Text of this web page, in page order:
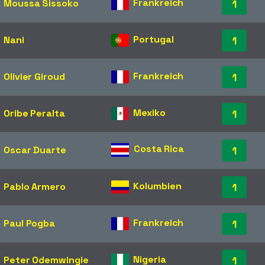
Moussa Sissoko Frankreich 1
Nani Portugal 1
Olivier Giroud Frankreich 1
Oribe Peralta Mexiko 1
Oscar Duarte Costa Rica 1
Pablo Armero Kolumbien 1
Paul Pogba Frankreich 1
Peter Odemwingie Nigeria 1